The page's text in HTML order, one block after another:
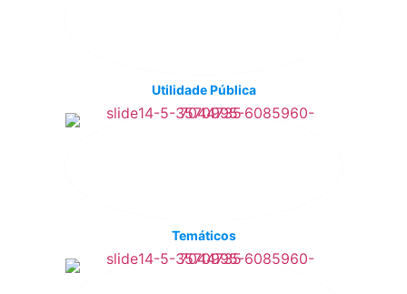
Utilidade Pública
Temáticos